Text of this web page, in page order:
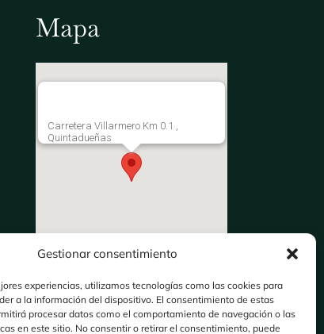
Gestionar consentimiento
experiencias, utilizamos tecnologías como las cookies para
a la información del dispositivo. El consentimiento de estas
procesar datos como el comportamiento de navegación o las
en este sitio. No consentir o retirar el consentimiento, puede
Mapa
Carretera Villarmero Km 0.1 ,
Quintadueñas